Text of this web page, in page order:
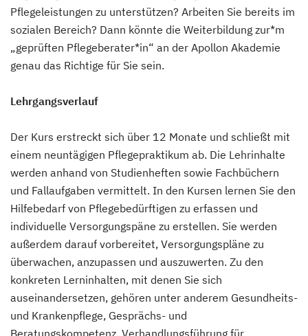
Pflegeleistungen zu unterstützen? Arbeiten Sie bereits im
sozialen Bereich? Dann könnte die Weiterbildung zur*m
„geprüften Pflegeberater*in“ an der Apollon Akademie
genau das Richtige für Sie sein.
Lehrgangsverlauf
Der Kurs erstreckt sich über 12 Monate und schließt mit
einem neuntägigen Pflegepraktikum ab. Die Lehrinhalte
werden anhand von Studienheften sowie Fachbüchern
und Fallaufgaben vermittelt. In den Kursen lernen Sie den
Hilfebedarf von Pflegebedürftigen zu erfassen und
individuelle Versorgungspäne zu erstellen. Sie werden
außerdem darauf vorbereitet, Versorgungspläne zu
überwachen, anzupassen und auszuwerten. Zu den
konkreten Lerninhalten, mit denen Sie sich
auseinandersetzen, gehören unter anderem Gesundheits-
und Krankenpflege, Gesprächs- und